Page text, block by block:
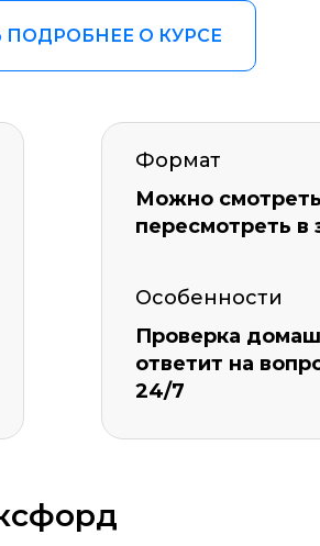
ПОДРОБНЕЕ О КУРСЕ
Формат
Можно
пересмотреть в
Особенности
Проверка
ответит на
24/7
Программа обучения *
ОТЗЫВ